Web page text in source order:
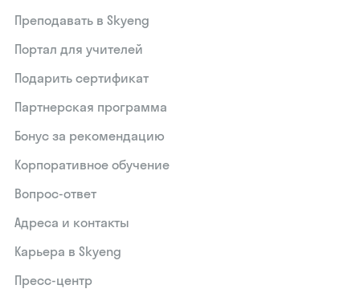
Преподавать в Skyeng
Портал для учителей
Подарить сертификат
Партнерская программа
Бонус за рекомендацию
Корпоративное обучение
Вопрос-ответ
Адреса и контакты
Карьера в Skyeng
Пресс-центр